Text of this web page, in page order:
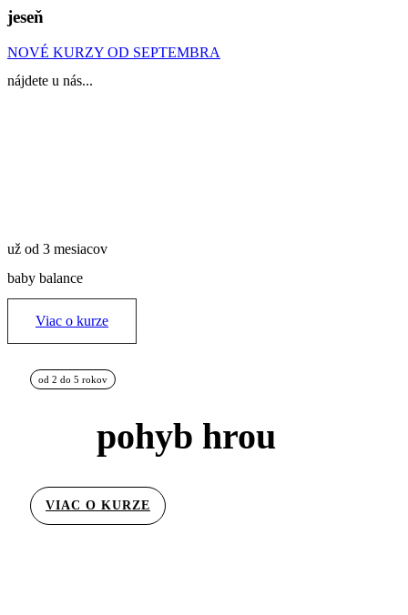
jeseň
NOVÉ KURZY OD SEPTEMBRA
nájdete u nás...
už od 3 mesiacov
baby balance
Viac o kurze
od 2 do 5 rokov
pohyb hrou
VIAC O KURZE